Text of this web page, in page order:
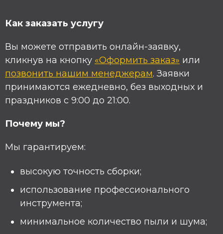
Как заказать услугу
Вы можете отправить онлайн-заявку,
кликнув на кнопку «Оформить заказ» или
позвонить нашим менеджерам. Заявки
принимаются ежедневно, без выходных и
праздников с 9:00 до 21:00.
Почему мы?
Мы гарантируем:
высокую точность сборки;
использование профессионального
инструмента;
минимальное количество пыли и шума;